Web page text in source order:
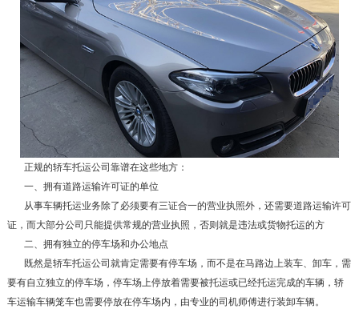
正规的轿车托运公司靠谱在这些地方：
一、拥有道路运输许可证的单位
从事车辆托运业务除了必须要有三证合一的营业执照外，还需要道路运输许可
证，而大部分公司只能提供常规的营业执照，否则就是违法或货物托运的方
二、拥有独立的停车场和办公地点
既然是轿车托运公司就肯定需要有停车场，而不是在马路边上装车、卸车，需
要有自立独立的停车场，停车场上停放着需要被托运或已经托运完成的车辆，轿
车运输车辆笼车也需要停放在停车场内，由专业的司机师傅进行装卸车辆。